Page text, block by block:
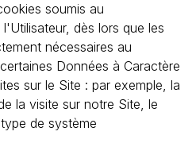
soumis au
dès lors que les
nécessaires au
Données à Caractère
sur le Site : par exemple, la
la visite sur notre Site, le
de système